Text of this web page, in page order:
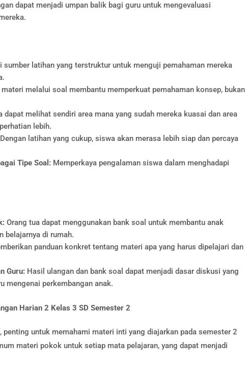
dapat menjadi umpan balik bagi guru untuk mengevaluasi
sumber latihan yang terstruktur untuk menguji pemahaman mereka
melalui soal membantu memperkuat pemahaman konsep, bukan
dapat melihat sendiri area mana yang sudah mereka kuasai dan area
lebih.
Dengan latihan yang cukup, siswa akan merasa lebih siap dan percaya
Tipe Soal: Memperkaya pengalaman siswa dalam menghadapi
Orang tua dapat menggunakan bank soal untuk membantu anak
belajarnya di rumah.
panduan konkret tentang materi apa yang harus dipelajari dan
Guru: Hasil ulangan dan bank soal dapat menjadi dasar diskusi yang
mengenai perkembangan anak.
Harian 2 Kelas 3 SD Semester 2
untuk memahami materi inti yang diajarkan pada semester 2
materi pokok untuk setiap mata pelajaran, yang dapat menjadi